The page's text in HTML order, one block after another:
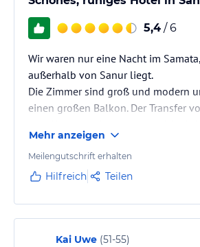
5,4 / 6
Wir waren nur eine Nacht im
außerhalb von Sanur liegt.
Die Zimmer sind groß und modern
einen großen Balkon. Der Transfer
problemlos.
Das Hotel hat einen großen ruhigen
schöne Pools.
Das Personal ist sehr freundlich.
Mehr anzeigen
Meilengutschrift erhalten
Hilfreich Teilen
Kai Uwe (51-55)